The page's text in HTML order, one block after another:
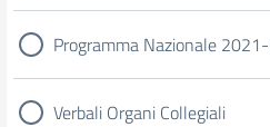
Programma Nazionale
Verbali Organi Collegiali